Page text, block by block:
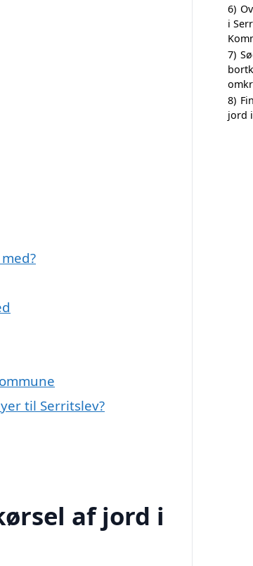
til Serritslev?
af jord i
6)
i
7)
8)
jord